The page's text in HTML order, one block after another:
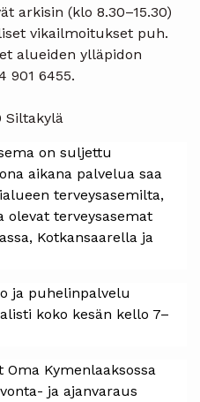
arkisin (klo 8.30–15.30)
vikailmoitukset puh.
alueiden ylläpidon
901 6455.
Siltakylä
on suljettu
aikana palvelua saa
terveysasemilta,
olevat terveysasemat
Kotkansaarella ja
ja puhelinpalvelu
koko kesän kello 7–
Oma Kymenlaaksossa
ja ajanvaraus